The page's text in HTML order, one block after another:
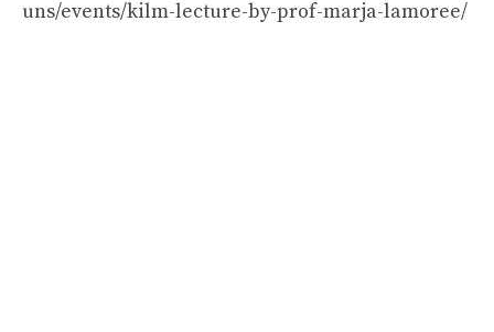
uns/events/kilm-lecture-by-prof-marja-lamoree/